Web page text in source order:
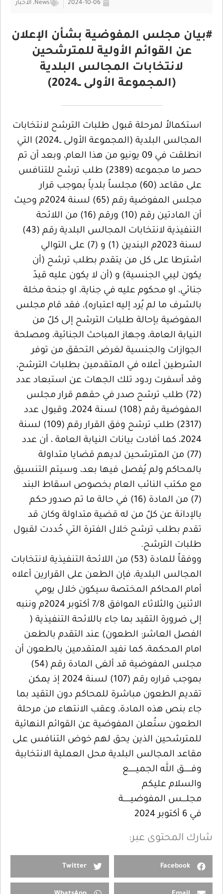
2024-10-06
News
, الأخبار
#بيان مجلس المفوضية بشأن الإعلان
عن القوائم الأولية للمترشحين
لانتخابات المجالس البلدية
(المجموعة الأولى ــ2024)
استكمالاً لمرحلة قبول طلبات الترشح لانتخابات
المجالس البلدية (المجموعة الأولى ــ2024) التي
انطلقت في 09 يونيو من هذا العام، وبعد أن تم
حصر ما مجموعه (2389) طلب ترشح للتنافس
على مقاعد (60) مجلساً بلدياً بموجب قرار
مجلس المفوضية رقم (65) لسنة 2024م وحيث
أن المادتين رقم (10) ورقم (16) من اللائحة
التنفيذية لانتخابات المجالس البلدية رقم (43)
لسنة 2023م البندين (1) و (7) على التوالي
اشترطا على كل من يتقدم بطلب ترشح (أن
يكون ليبي الجنسية) و (أن لا يكون عليه قيدّ
جنائي، او محكوم عليه في جناية، او جنحة مخلة
بالشرف ما لم يُرد إليه اعتباره)، فقد قام مجلس
المفوضية بإحالة طلبات الترشح إلى كلٌ من
النيابة العامة، وجهاز المباحث الجنائية، ومصلحة
الجوازات والجنسية لغرض التحقق من توفر
الشرطين أعلاه في المتقدمين بطلبات الترشح،
وقد أسفرت ردود تلك الجهات عن استبعاد عدد
(72) طلب ترشح صدر في حقهم قرار مجلس
المفوضية رقم (108) لسنة 2024، وقبول عدد
(2317) طلب ترشح وفق القرار رقم (109) لسنة
2024، كما أفادت بيانات النيابة العامة ، أن عدد
(77) من المترشحين لديهم قضايا متداولة
بالمحاكم ولم يُفصل فيها بعد، وسيتم التنسيق
مع مكتب النائب العام بخصوص اسقاط البند
(7) من المادة (16) في حالة ما تم صدور حكم
بالإدانة عن كلٌ من له قضية متداولة وكان قد
تقدم بطلب ترشح خلال الفترة التي حُددت لقبول
طلبات الترشح.
ووفقاً للمادة (53) من اللائحة التنفيذية لانتخابات
المجالس البلدية، فإن الطعن على القرارين أعلاه
أمام المحاكم المختصة سيكون خلال يومي
الاثنين والثلاثاء الموافق 7/8 أكتوبر 2024م وننبه
إلى ضرورة التقيد بما جاء باللائحة التنفيذية (
الفصل العاشر: الطعون) عند التقدم بالطعن
امام المحكمة، كما نفيد المتقدمين بالطعون أن
مجلس المفوضية قد ألغى المادة رقم (54)
بموجب قراره رقم (107) لسنة 2024 إذ يمكن
تقديم الطعون مباشرة للمحاكم دون التقيد بما
جاء بنص هذه المادة، وعقب الانتهاء من مرحلة
الطعون ستُعلن المفوضية عن القوائم النهائية
للمترشحين الذين يحق لهم خوض التنافس على
مقاعد المجالس البلدية محل العملية الانتخابية
وفـــــــق الله الجميـــــــع
والسلام عليكم
مجلــــس المفوضيـــــــة
في 6 أكتوبر 2024
شارك المحتوى عبر:
Facebook
Twitter